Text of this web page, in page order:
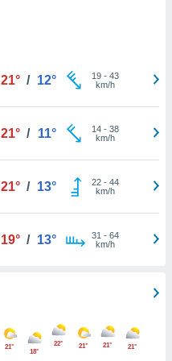
21° / 12° 19- 43
km/h
21° / 11° 14- 38
km/h
21° / 13° 22- 44
km/h
19° / 13° 31 - 64
km/h
21°
18°
22° 21° 21° 21°